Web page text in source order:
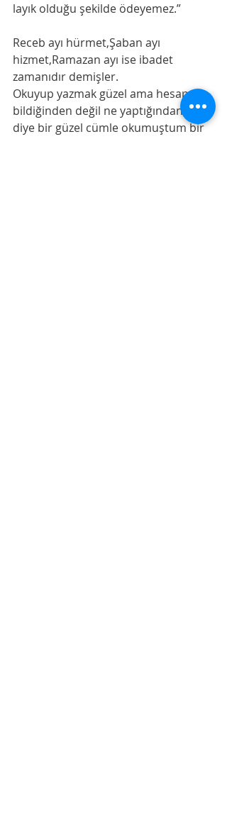
layık olduğu şekilde ödeyemez.”
Receb ayı hürmet,Şaban ayı
hizmet,Ramazan ayı ise ibadet
zamanıdır demişler.
Okuyup yazmak güzel ama hesap, ne
bildiğinden değil ne yaptığından…
diye bir güzel cümle okumuştum bir